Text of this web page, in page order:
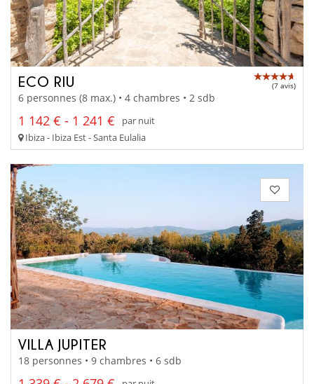
ECO RIU (7 avis)
6 personnes (8 max.) • 4 chambres • 2 sdb
1 142 € - 1 241 €
par nuit
Ibiza - Ibiza Est - Santa Eulalia
VILLA JUPITER
18 personnes • 9 chambres • 6 sdb